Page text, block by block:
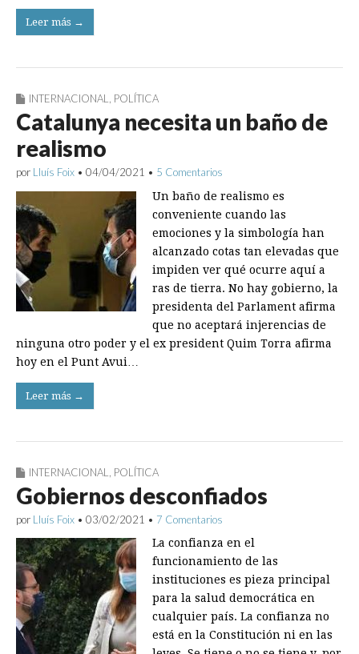
Leer más →
INTERNACIONAL POLÍTICA
Catalunya necesita un baño de
realismo
por Lluís Foix • 04/04/2021 • 5 Comentarios
Un baño de realismo es
conveniente cuando las
emociones y la simbología han
alcanzado cotas tan elevadas que
impiden ver qué ocurre aquí a
ras de tierra. No hay gobierno, la
presidenta del Parlament afirma
que no aceptará injerencias de
ninguna otro poder y el ex president Quim Torra afirma
hoy en el Punt Avui…
Leer más →
INTERNACIONAL POLÍTICA
Gobiernos desconfiados
por Lluís Foix • 03/02/2021 • 7 Comentarios
La confianza en el
funcionamiento de las
instituciones es pieza principal
para la salud democrática en
cualquier país. La confianza no
está en la Constitución ni en las